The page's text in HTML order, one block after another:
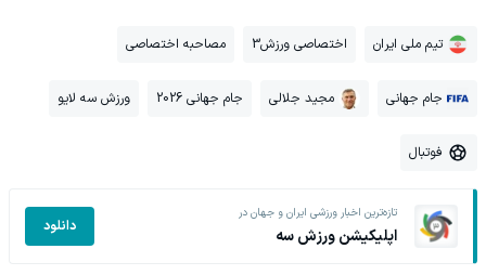
تیم ملی ایران اختصاصی ورزش3 مصاحبه اختصاصی
جام جهانی مجید جلالی جام جهانی 2026 ورزش سه لایو
فوتبال
تازه‌ترین اخبار ورزشی ایران و جهان در
اپلیکیشن ورزش سه دانلود